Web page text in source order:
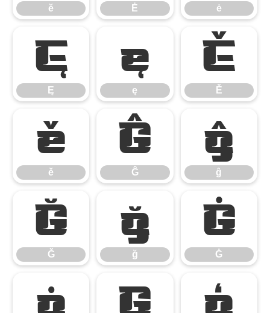
ĕ Ė ė
Ę
Ę
ę
ę
Ě
Ě
ě
ě
Ĝ
Ĝ
ĝ
ĝ
Ğ
Ğ
ğ
ğ
Ġ
Ġ
ġ Ģ ģ